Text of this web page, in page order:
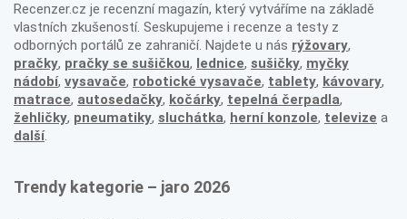
Recenzer.cz je recenzní magazín, který vytváříme na základě
vlastních zkušeností. Seskupujeme i recenze a testy z
odborných portálů ze zahraničí. Najdete u nás rýžovary,
pračky, pračky se sušičkou, lednice, sušičky, myčky
nádobí, vysavače, robotické vysavače, tablety, kávovary,
matrace, autosedačky, kočárky, tepelná čerpadla,
žehličky, pneumatiky, sluchátka, herní konzole, televize a
další.
Trendy kategorie – jaro 2026